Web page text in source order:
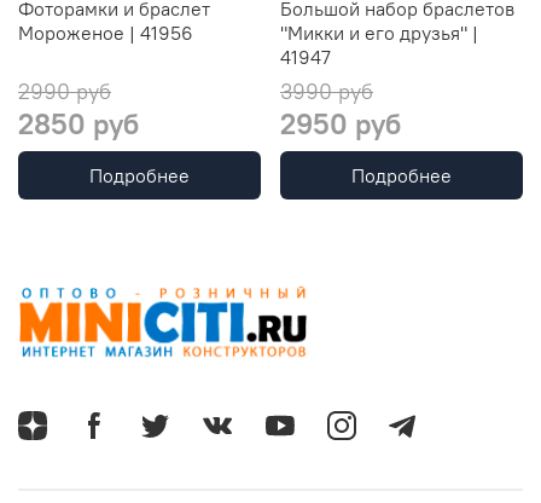
Фоторамки и браслет
Мороженое | 41956
2990 руб
2850 руб
Подробнее
Большой набор браслетов
"Микки и его друзья" |
41947
3990 руб
2950 руб
Подробнее